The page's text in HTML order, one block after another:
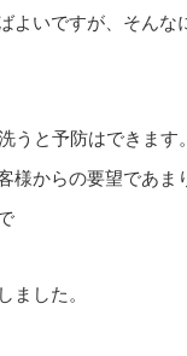
よいですが、そんな
うと予防はできます。
様からの要望であま
ました。